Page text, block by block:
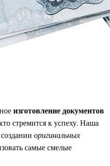
изготовление документов
стремится к успеху. Наша
оригинальных
самые смелые